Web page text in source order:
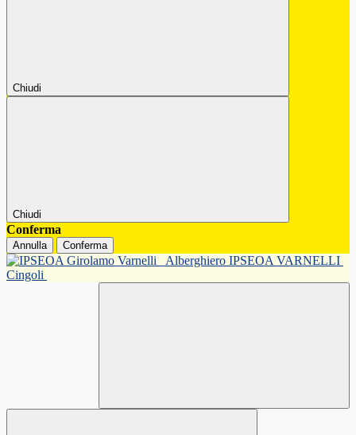
Chiudi
Chiudi
Conferma
Annulla Conferma
Alberghiero IPSEOA VARNELLI
Cingoli